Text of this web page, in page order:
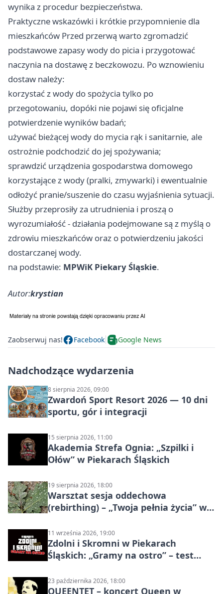
wynika z procedur bezpieczeństwa.
Praktyczne wskazówki i krótkie przypomnienie dla
mieszkańców Przed przerwą warto zgromadzić
podstawowe zapasy wody do picia i przygotować
naczynia na dostawę z beczkowozu. Po wznowieniu
dostaw należy:
korzystać z wody do spożycia tylko po
przegotowaniu, dopóki nie pojawi się oficjalne
potwierdzenie wyników badań;
używać bieżącej wody do mycia rąk i sanitarnie, ale
ostrożnie podchodzić do jej spożywania;
sprawdzić urządzenia gospodarstwa domowego
korzystające z wody (pralki, zmywarki) i ewentualnie
odłożyć pranie/suszenie do czasu wyjaśnienia sytuacji.
Służby przeprosiły za utrudnienia i proszą o
wyrozumiałość - działania podejmowane są z myślą o
zdrowiu mieszkańców oraz o potwierdzeniu jakości
dostarczanej wody.
na podstawie: MPWiK Piekary Śląskie.
Autor:krystian
Zaobserwuj nas! Facebook Google News
Nadchodzące wydarzenia
8 sierpnia 2026, 09:00
Zwardoń Sport Resort 2026 — 10 dni
sportu, gór i integracji
15 sierpnia 2026, 11:00
Akademia Strefa Ognia: „Szpilki i
Ołów” w Piekarach Śląskich
19 sierpnia 2026, 18:00
Warsztat sesja oddechowa
(rebirthing) – „Twoja pełnia życia” w
11 września 2026, 19:00
Zdolni i Skromni w Piekarach
Śląskich: „Gramy na ostro” – test
23 października 2026, 18:00
QUEENTET – koncert Queen w